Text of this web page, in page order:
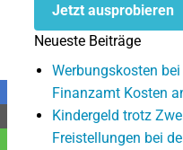
Jetzt ausprobieren
Neueste Beiträge
Werbungskosten
Finanzamt Kosten
Kindergeld trotz
Freistellungen bei